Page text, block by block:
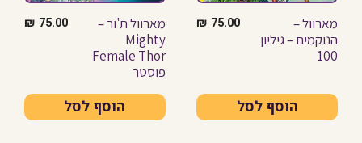
מארוול –
הנוקמים – גיליון
100
75.00
₪
הוסף לסל
מארוול ת'ור –
Mighty
Female Thor
פוסטר
75.00
₪
הוסף לסל